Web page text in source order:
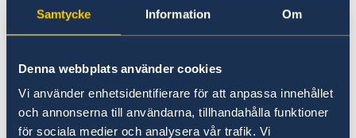
Samtycke Information Om
Denna webbplats använder cookies
Vi använder enhetsidentifierare för att anpassa innehållet
och annonserna till användarna, tillhandahålla funktioner
för sociala medier och analysera vår trafik. Vi
Signalez une plainte contre le ministère
Signalez un soupçon de crime ou d’autres
irrégularités (en anglais).